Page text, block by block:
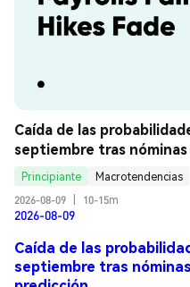
Caída de las
septiembre tras
Principiante
Macrotendencias
2026-08-09
10-15m
2026-08-09
Caída de las
septiembre tras